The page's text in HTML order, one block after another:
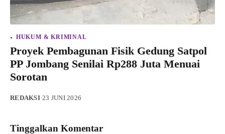
HUKUM & KRIMINAL
Proyek Pembagunan Fisik Gedung Satpol
PP Jombang Senilai Rp288 Juta Menuai
Sorotan
REDAKSI·23 JUNI 2026
Tinggalkan Komentar